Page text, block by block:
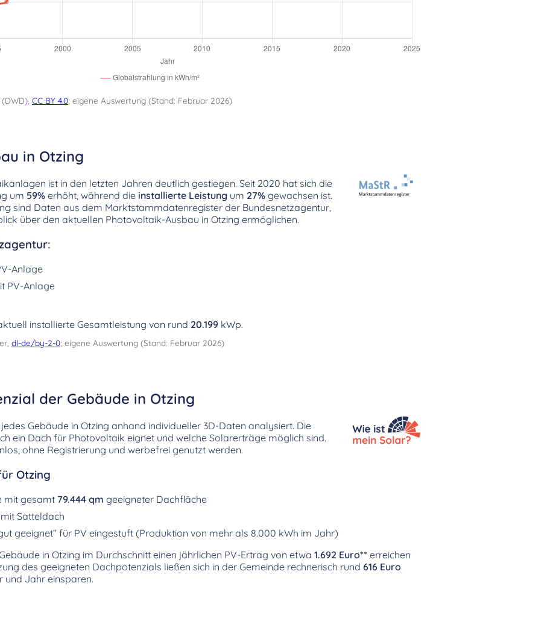
CC BY 4.0; eigene Auswertung (Stand: Februar 2026)
in Otzing
ist in den letzten Jahren deutlich gestiegen. Seit 2020 hat sich die
um 59% erhöht, während die installierte Leistung um 27% gewachsen ist.
sind Daten aus dem Marktstammdatenregister der Bundesnetzagentur,
über den aktuellen Photovoltaik-Ausbau in Otzing ermöglichen.
Anlage
PV-Anlage
installierte Gesamtleistung von rund 20.199 kWp.
dl-de/by-2-0; eigene Auswertung (Stand: Februar 2026)
der Gebäude in Otzing
Gebäude in Otzing anhand individueller 3D-Daten analysiert. Die
ein Dach für Photovoltaik eignet und welche Solarerträge möglich sind.
ohne Registrierung und werbefrei genutzt werden.
Otzing
mit gesamt 79.444 qm geeigneter Dachfläche
mit Satteldach
geeignet“ für PV eingestuft (Produktion von mehr als 8.000 kWh im Jahr)
in Otzing im Durchschnitt einen jährlichen PV-Ertrag von etwa 1.692 Euro** erreichen
des geeigneten Dachpotenzials ließen sich in der Gemeinde rechnerisch rund 616 Euro
und Jahr einsparen.